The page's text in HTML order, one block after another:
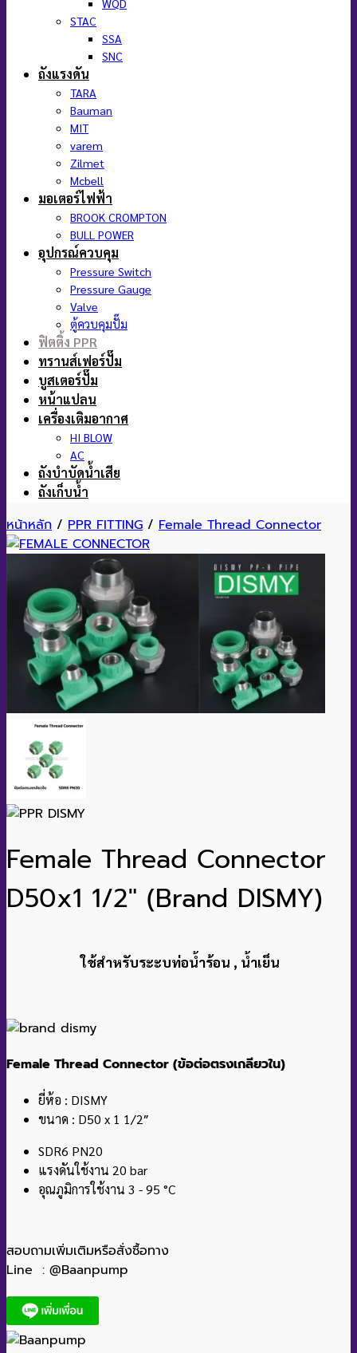
F
NGA
ProNGA
Mitsubishi
WCH
ACM
WCM
ACL
WCL
SafeLand
CM
STAC
CB
CF
CSE
PF
JET
JX
NXF2
ปั๊มจุ่ม
Ebara
DF
DL
DML
DVS
Pedrollo
BC10
MC45
MC50-70
Rx2
TOP Multi
SSP
CSP
SafeLand
GNWQ
STAC
TARA
MIT
Zilmet
Mcbell
BROOK CROMPTON
BULL POWER
อุปกรณ์ควบคุม
Valve
ฟิตติ้ง PPR
ทรานส์เฟอร์ปั๊ม
บูสเตอร์ปั๊ม
หน้าแปลน